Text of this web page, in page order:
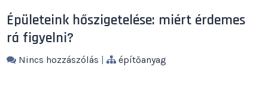
Épületeink hőszigetelése: miért érdemes
rá figyelni?
Nincs hozzászólás | építőanyag